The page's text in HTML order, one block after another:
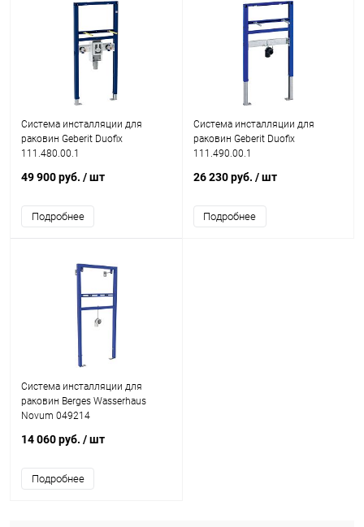
Система инсталляции для
раковин Geberit Duofix
111.480.00.1
49 900 руб. / шт
Подробнее
Система инсталляции для
раковин Geberit Duofix
111.490.00.1
26 230 руб. / шт
Подробнее
Система инсталляции для
раковин Berges Wasserhaus
Novum 049214
14 060 руб. / шт
Подробнее